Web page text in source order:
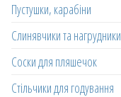
Пустушки, карабіни
Слинявчики та нагрудники
Соски для пляшечок
Стільчики для годування